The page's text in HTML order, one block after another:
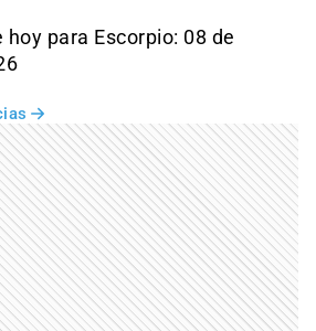
hoy para Escorpio: 08 de